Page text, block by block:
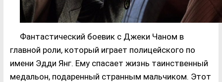
Фантастический боевик с Джеки Чаном в
главной роли, который играет полицейского по
имени Эдди Янг. Ему спасает жизнь таинственный
медальон, подаренный странным мальчиком. Этот